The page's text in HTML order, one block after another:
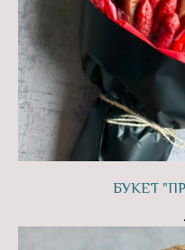
БУКЕТ